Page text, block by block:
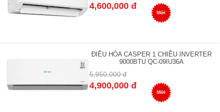
4,600,000 đ
Mới
ĐIỀU HÒA CASPER 1 CHIỀU INVERTER
9000BTU QC-09IU36A
5,950,000 đ
4,900,000 đ
Mới